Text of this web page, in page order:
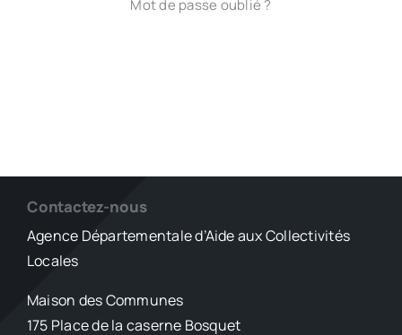
Mot de passe oublié ?
Contactez-nous
Agence Départementale d’Aide aux Collectivités
Locales
Maison des Communes
175 Place de la caserne Bosquet